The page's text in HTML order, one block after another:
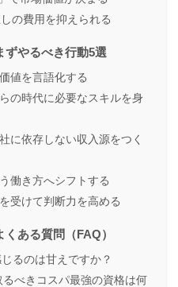
の費用を抑えられる
ずやるべき行動5選
値を言語化する
の時代に必要なスキルを身
に依存しない収入源をつく
働き方へシフトする
受けて判断力を高める
ある質問（FAQ）
るのは甘えですか？
べきコスパ最強の資格は何